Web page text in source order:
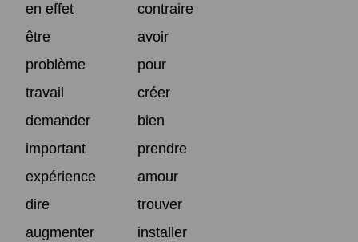
en effet
contraire
être
avoir
problème
pour
travail
créer
demander
bien
important
prendre
expérience
amour
dire
trouver
augmenter
installer